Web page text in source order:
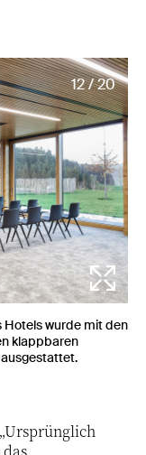
12 / 20
Hotels wurde mit den
klappbaren
ausgestattet.